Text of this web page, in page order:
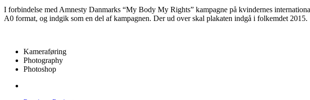
I forbindelse med Amnesty Danmarks “My Body My Rights” kampagne på kvindernes
A0 format, og indgik som en del af kampagnen. Der ud over skal plakaten indgå i folkemdet 2015.
Kameraføring
Photography
Photoshop